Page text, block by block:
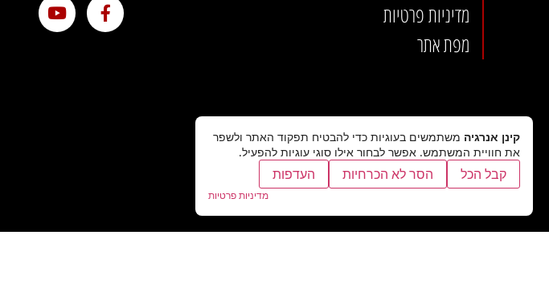
מדיניות פרטיות
מפת אתר
קינן אנרגיה משתמשים בעוגיות כדי להבטיח תפקוד האתר ולשפר
את חוויית המשתמש. אפשר לבחור אילו סוגי עוגיות להפעיל.
קבל הכל הסר לא הכרחיות העדפות
מדיניות פרטיות